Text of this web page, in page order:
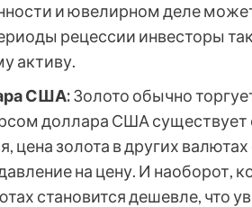
и ювелирном деле может
рецессии инвесторы
активу.
США:Золото обычно
доллара США
цена золота в других
на цену. И наоборот,
становится дешевле, что